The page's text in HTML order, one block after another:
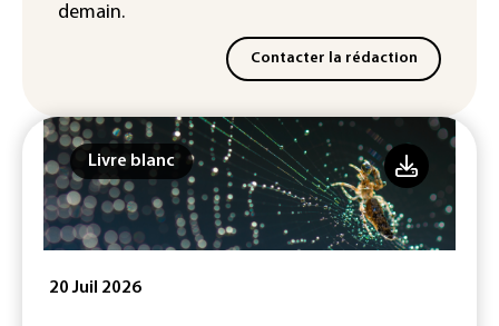
demain.
Contacter la rédaction
Livre blanc
20 Juil 2026